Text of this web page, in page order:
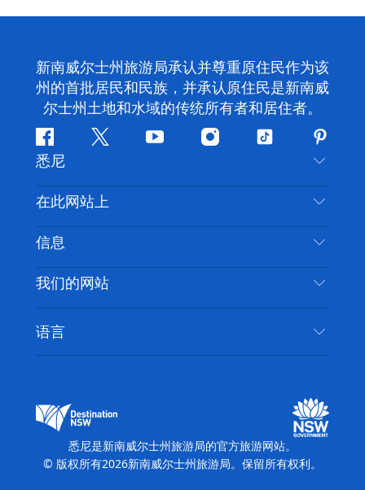
新南威尔士州旅游局承认并尊重原住民作为该
州的首批居民和民族，并承认原住民是新南威
尔士州土地和水域的传统所有者和居住者。
Facebook叽
喳
喳
YouTubeInstagram
抖
悉尼
联系我们
免责声明
隐私
Cookie 通知
在此网站上
目的地
推荐活动
新南威尔士州公路旅行
活动
住宿
信息
旅行信息
无障碍悉尼
列出您的业务
我们的网站
新南威尔士州旅游局媒体中心
缤纷悉尼灯光音乐节
语言
悉尼是新南威尔士州旅游局的官方旅游网站。
© 版权所有2026新南威尔士州旅游局。保留所有权利。